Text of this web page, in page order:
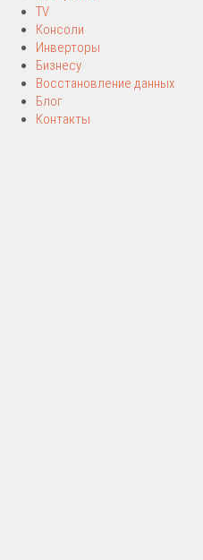
TV
Консоли
Инверторы
Бизнесу
Восстановление данных
Блог
Контакты